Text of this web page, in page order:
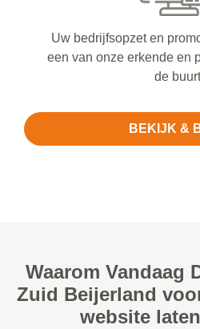
Uw bedrijfsopzet en
een van onze erkende en
de
BEKIJK &
Waarom Vandaag
Zuid Beijerland
website